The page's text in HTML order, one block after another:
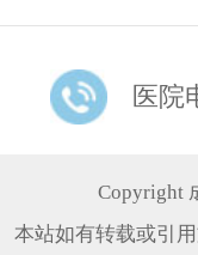
助，速约！
医院
Copyright
本站如有转载或引